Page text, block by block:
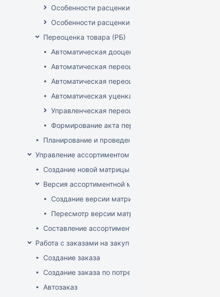
Особенности расценки в РБ
Особенности расценки РФ
Переоценка товара (РБ)
Автоматическая дооценка товаров
Автоматическая переоценка акционного товара
Автоматическая переоценка по прайсам и
Автоматическая уценка товаров
Управленческая переоценка
Формирование акта переоценки
Планирование и проведение акций
Управление ассортиментом магазинов
Создание новой матрицы
Версия ассортиментной матрицы
Создание версии матрицы
Пересмотр версии матрицы
Составление ассортимента магазина
Работа с заказами на закупку
Создание заказа
Создание заказа по потребностям
Автозаказ